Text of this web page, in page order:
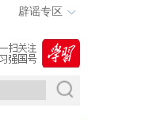
辟谣专区